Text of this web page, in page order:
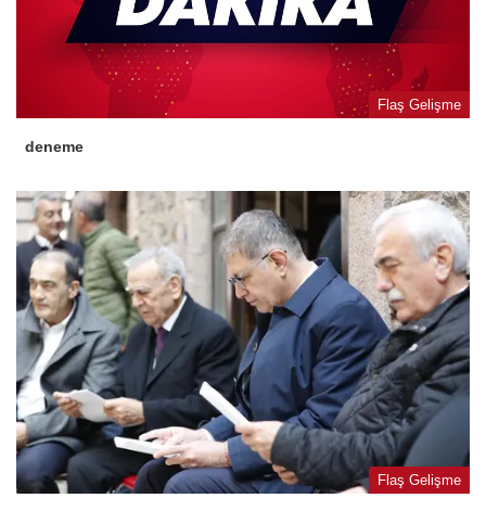
Flaş Gelişme
deneme
Flaş Gelişme